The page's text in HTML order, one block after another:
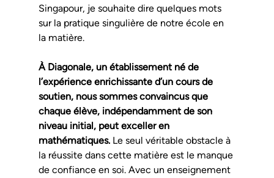
Singapour, je souhaite dire quelques mots
sur la pratique singulière de notre école en
la matière.
À Diagonale, un établissement né de
l’expérience enrichissante d’un cours de
soutien, nous sommes convaincus que
chaque élève, indépendamment de son
niveau initial, peut exceller en
mathématiques. Le seul véritable obstacle à
la réussite dans cette matière est le manque
de confiance en soi. Avec un enseignement